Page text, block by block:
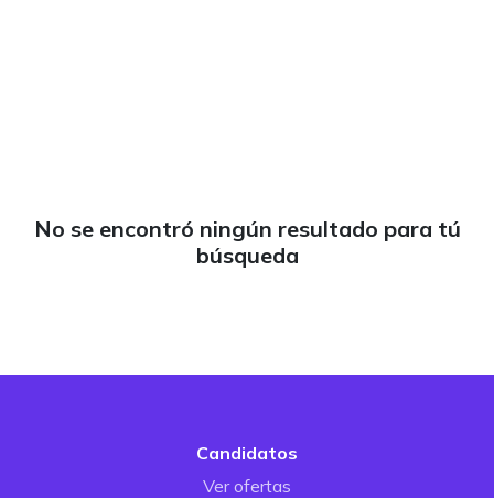
No se encontró ningún resultado para tú
búsqueda
Candidatos
Ver ofertas